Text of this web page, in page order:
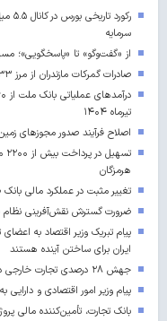
سرمایه
از «گفت‌وگو» تا
صادرات گمرکات مازندران از مرز ۱۳۳ میلیون دلار عبور کرد
تیرماه ۱۴۰۴
اصلاح فرآیند صدور مجوزهای
هرمزگان
تغییر مثبت در عملکرد مالی بانک صادرات
ضرورت گسترش نقش‌آفرینی نظام
پیام تبریک وزیر اقتصاد به
ایران برای ساختن آینده‌ هستند
جهش ۲۸ درصدی تجارت خارجی در چهار ماهه سال جاری
پیام وزیر امور اقتصادی و دارایی
بانک تجارت، تأمین‌کننده مالی پروژه بازسازی